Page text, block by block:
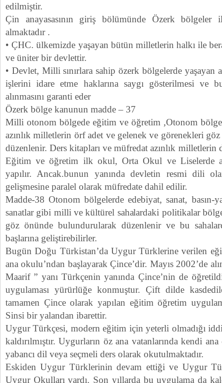
edilmiştir.
Çin anayasasının giriş bölümünde Özerk
almaktadır .
• ÇHC. ülkemizde yaşayan bütün milletlerin halkı ile
ve üniter bir devlettir.
• Devlet, Milli sınırlara sahip özerk bölgelerde yaşayan
işlerini idare etme haklarına saygı gösterilmesi ve
alınmasını garanti eder
Özerk bölge kanunun madde – 37
Milli otonom bölgede eğitim ve öğretim ,Otonom bölge
azınlık milletlerin örf adet ve gelenek ve görenekleri
düzenlenir. Ders kitapları ve müfredat azınlık milletlerin
Eğitim ve öğretim ilk okul, Orta Okul ve Liselerde
yapılır. Ancak.bunun yanında devletin resmi dili
gelişmesine paralel olarak müfredate dahil edilir.
Madde-38 Otonom bölgelerde edebiyat, sanat, basın-
sanatlar gibi milli ve kültürel sahalardaki politikalar
göz önünde bulundurularak düzenlenir ve bu
başlarına geliştirebilirler.
Bugün Doğu Türkistan’da Uygur Türklerine verilen
ana okulu’ndan başlayarak Çince’dir. Mayıs 2002’de
Maarif ” yanı Türkçenin yanında Çince’nin de
uygulaması yürürlüğe konmuştur. Çift dilde
tamamen Çince olarak yapılan eğitim öğretim
Sinsi bir yalandan ibarettir.
Uygur Türkçesi, modern eğitim için yeterli olmadığı
kaldırılmıştır. Uygurların öz ana vatanlarında kendi
yabancı dil veya seçmeli ders olarak okutulmaktadır.
Eskiden Uygur Türklerinin devam ettiği ve Uygur
Uygur Okulları vardı. Son yıllarda bu uygulama da